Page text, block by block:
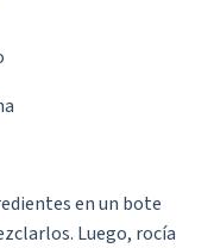
en un bote
Luego, rocía